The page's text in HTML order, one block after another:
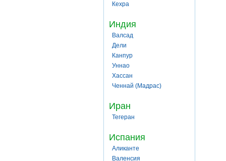
Кехра
Индия
Валсад
Дели
Канпур
Уннао
Хассан
Ченнай (Мадрас)
Иран
Тегеран
Испания
Аликанте
Валенсия